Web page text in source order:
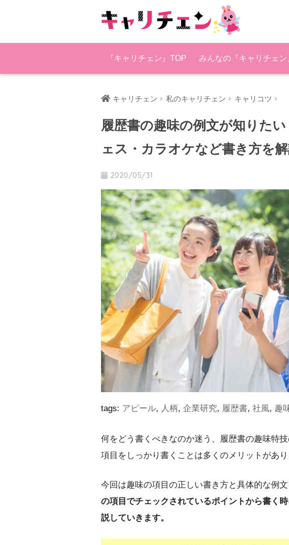
『キャリチェン』TOP みんなの『キャリチェン
キャリチェン 私のキャリチェン キャリコツ
履歴書の趣味の例文が知りた
ェス・カラオケなど書き方を解
2020/05/31
tags: アピール, 人柄, 企業研究, 履歴書, 社風, 趣
何をどう書くべきなのか迷う、履歴書の趣味特
項目をしっかり書くことは多くのメリットがあり
今回は趣味の項目の正しい書き方と具体的な例
の項目でチェックされているポイントから書く
説していきます。